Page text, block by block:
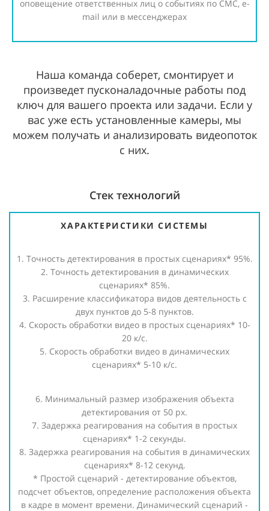
оповещение ответственных лиц о событиях по СМС, e-
mail или в мессенджерах
Наша команда соберет, смонтирует и
произведет пусконаладочные работы под
ключ для вашего проекта или задачи. Если у
вас уже есть установленные камеры, мы
можем получать и анализировать видеопоток
с них.
Стек технологий
ХАРАКТЕРИСТИКИ СИСТЕМЫ
1. Точность детектирования в простых сценариях* 95%.
2. Точность детектирования в динамических
сценариях* 85%.
3. Расширение классификатора видов деятельность с
двух пунктов до 5-8 пунктов.
4. Скорость обработки видео в простых сценариях* 10-
20 к/с.
5. Скорость обработки видео в динамических
сценариях* 5-10 к/с.
6. Минимальный размер изображения объекта
детектирования от 50 px.
7. Задержка реагирования на события в простых
сценариях* 1-2 секунды.
8. Задержка реагирования на события в динамических
сценариях* 8-12 секунд.
* Простой сценарий - детектирование объектов,
подсчет объектов, определение расположения объекта
в кадре в момент времени. Динамический сценарий -